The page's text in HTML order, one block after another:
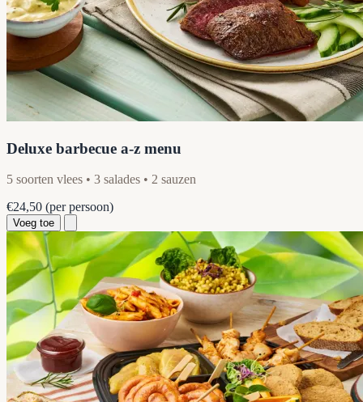
Deluxe barbecue a-z menu
5 soorten vlees • 3 salades • 2 sauzen
€24,50 (per persoon)
Voeg toe